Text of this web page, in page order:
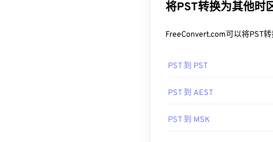
将PST转换为其他时
FreeConvert.com可以将PST转
PST 到 PST
PST 到 AEST
PST 到 MSK